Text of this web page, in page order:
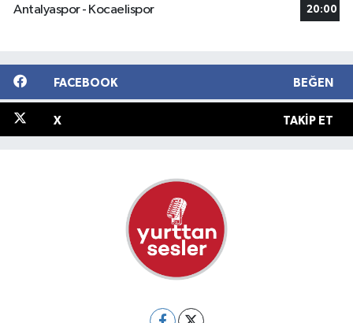
Antalyaspor - Kocaelispor 20:00
FACEBOOK BEĞEN
X TAKIP ET